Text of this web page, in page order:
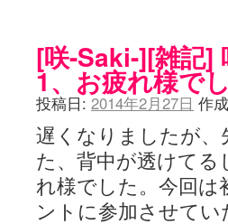
[咲-Saki-][雑記]
1、お疲れ様でし
投稿日: 2014年2月27日 作
遅くなりましたが、
た、背中が透けてる
れ様でした。今回
ントに参加させて